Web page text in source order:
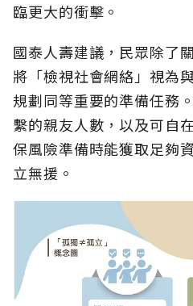
臨更大的衝擊。
國泰人壽建議，民眾除了
將「檢視社會網絡」視為
規劃同等重要的準備任務
繫的親友人數，以及可自
保風險準備時能獲取足夠
立無援。